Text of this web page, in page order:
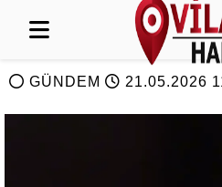
GÜNDEM 21.05.2026